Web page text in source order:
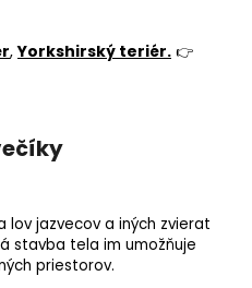
,Yorkshirský teriér. 👉
jazvecov a iných zvierat
stavba tela im umožňuje
priestorov.